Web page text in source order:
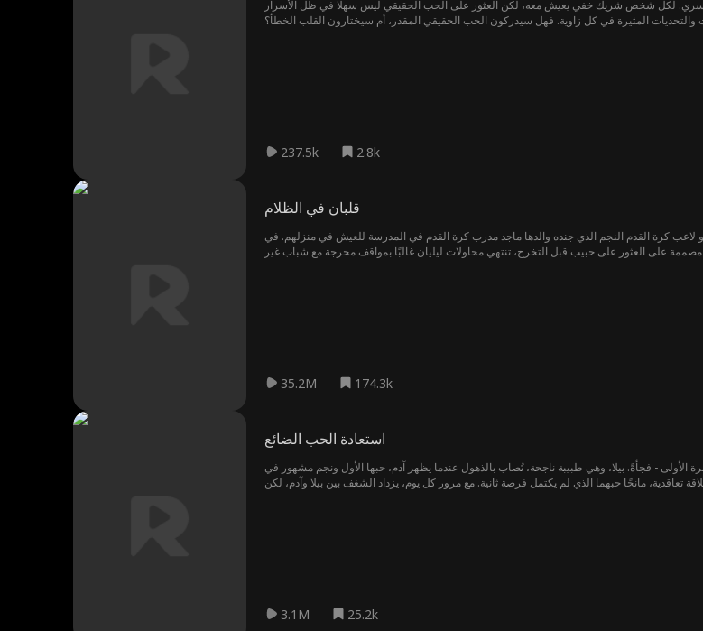
لكل شخص شريك خفي يعيش معه، لكن العثور على الحب الحقيقي ليس سهلا في ظل الأسرار
والتحديات المثيرة في كل زاوية. فهل سيدركون الحب الحقيقي المقدر، أم سيختارون القلب الخطأ؟
237.5k 2.8k
قلبان في الظلام
لاعب كرة القدم النجم الذي جنده والدها ماجد مدرب كرة القدم في المدرسة للعيش في منزلهم. في
مصممة على العثور على حبيب قبل التخرج، تنتهي محاولات ليليان غالبًا بمواقف محرجة مع شباب غير
35.2M 174.3k
استعادة الحب الضائع
الأولى - فجأةً. بيلا، وهي طبيبة ناجحة، تُصاب بالذهول عندما يظهر آدم، حبها الأول ونجم مشهور في
تعاقدية، مانحًا حبهما الذي لم يكتمل فرصة ثانية. مع مرور كل يوم، يزداد الشغف بين بيلا وآدم، لكن
3.1M 25.2k